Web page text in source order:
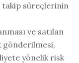
süreçlerinin
ve satılan
gönderilmesi,
yönelik risk